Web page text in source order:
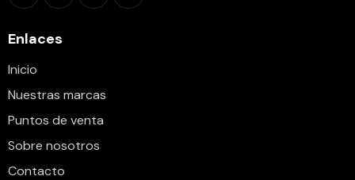
Enlaces
Inicio
Nuestras marcas
Puntos de venta
Sobre nosotros
Contacto